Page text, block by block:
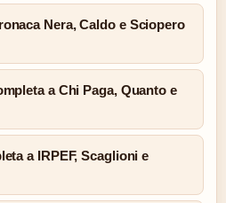
Nera, Caldo e Sciopero
a Chi Paga, Quanto e
a IRPEF, Scaglioni e